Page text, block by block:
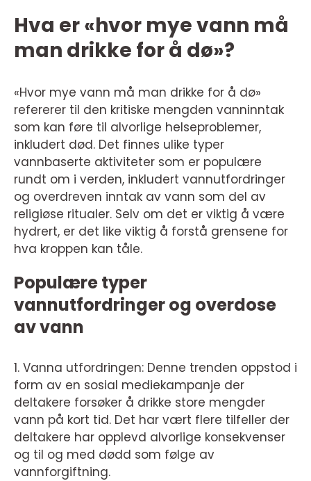
Hva er «hvor mye vann må
man drikke for å dø»?
«Hvor mye vann må man drikke for å dø»
refererer til den kritiske mengden vanninntak
som kan føre til alvorlige helseproblemer,
inkludert død. Det finnes ulike typer
vannbaserte aktiviteter som er populære
rundt om i verden, inkludert vannutfordringer
og overdreven inntak av vann som del av
religiøse ritualer. Selv om det er viktig å være
hydrert, er det like viktig å forstå grensene for
hva kroppen kan tåle.
Populære typer
vannutfordringer og overdose
av vann
1. Vanna utfordringen: Denne trenden oppstod i
form av en sosial mediekampanje der
deltakere forsøker å drikke store mengder
vann på kort tid. Det har vært flere tilfeller der
deltakere har opplevd alvorlige konsekvenser
og til og med dødd som følge av
vannforgiftning.